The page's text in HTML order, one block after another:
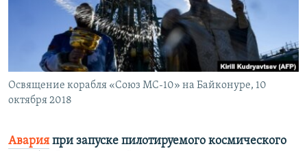
ПОБЕДИТЕЛЕЙ НЕ СУДЯТ?
КРЫМ.НЕПОКОРЕННЫЙ
ELIFBE
УКРАИНСКАЯ ПРОБЛЕМА КРЫМА
ПРИСОЕДИНЯЙТЕСЬ!
Все сайты RFE/RL
Освящение корабля «Союз МС-10» на Байконуре, 10
октября 2018
Авария при запуске пилотируемого космического